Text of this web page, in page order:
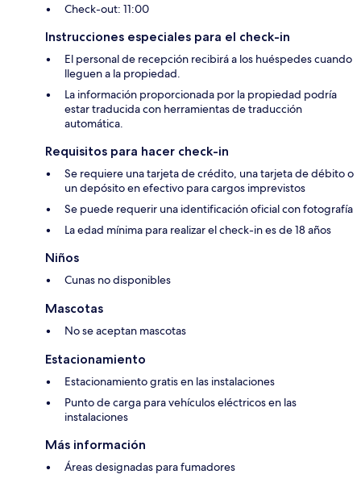
Check-out: 11:00
Instrucciones especiales para el check-in
El personal de recepción recibirá a los huéspedes cuando
lleguen a la propiedad.
La información proporcionada por la propiedad podría
estar traducida con herramientas de traducción
automática.
Requisitos para hacer check-in
Se requiere una tarjeta de crédito, una tarjeta de débito o
un depósito en efectivo para cargos imprevistos
Se puede requerir una identificación oficial con fotografía
La edad mínima para realizar el check-in es de 18 años
Niños
Cunas no disponibles
Mascotas
No se aceptan mascotas
Estacionamiento
Estacionamiento gratis en las instalaciones
Punto de carga para vehículos eléctricos en las
instalaciones
Más información
Áreas designadas para fumadores